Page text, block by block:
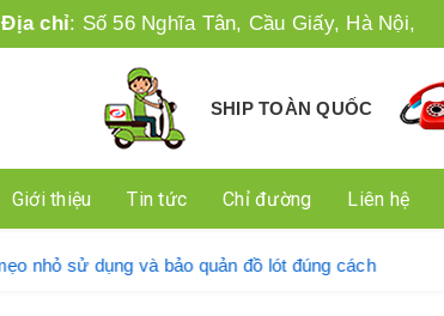
Địa chỉ: Số 56 Nghĩa Tân, Cầu Giấy, Hà Nội,
SHIP TOÀN QUỐC
Giới thiệu Tin tức Chỉ đường Liên hệ
➤ 10 mẹo nhỏ sử dụng và bảo quản đồ lót đúng cách